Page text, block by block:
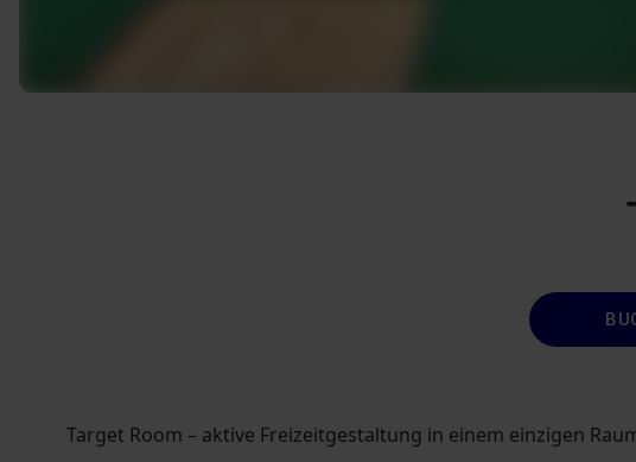
Target Room – aktive Freizeitgestaltung in einem einzigen